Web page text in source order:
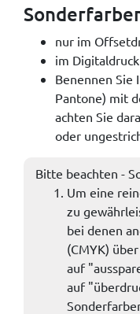
nur im
im
Benennen Sie
Pantone) mit
achten Sie
oder
Bitte beachten -
Um eine
zu
bei denen
(CMYK)
auf
auf